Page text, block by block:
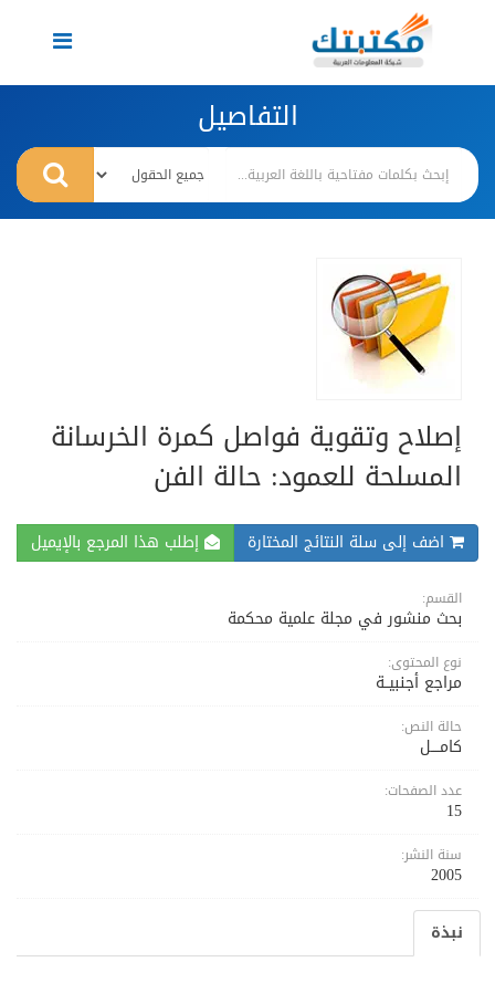
Toggle
navigation
التفاصيل
إصلاح وتقوية فواصل كمرة الخرسانة
المسلحة للعمود: حالة الفن
اضف إلى سلة النتائج المختارة إطلب هذا المرجع بالإيميل
القسم:
بحث منشور في مجلة علمية محكمة
نوع المحتوى:
مراجع أجنبيــة
حالة النص:
كامــــل
عدد الصفحات:
15
سنة النشر:
2005
نبذة